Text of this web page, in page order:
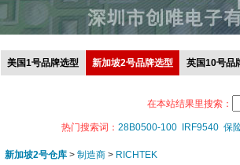
美国1号品牌选型 新加坡2号品牌选型 英国10号品
在本站结果里搜索：
热门搜索词： 28B0500-100 IRF9540 保
新加坡2号仓库 > 制造商 > RICHTEK